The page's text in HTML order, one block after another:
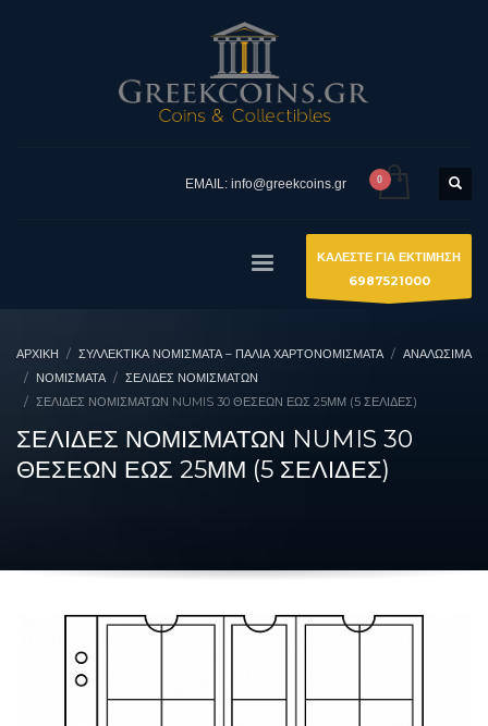
EMAIL: info@greekcoins.gr
ΚΑΛΕΣΤΕ ΓΙΑ ΕΚΤΙΜΗΣΗ
6987521000
ΑΡΧΙΚΉ ΣΥΛΛΕΚΤΙΚΆ ΝΟΜΊΣΜΑΤΑ – ΠΑΛΙΆ ΧΑΡΤΟΝΟΜΊΣΜΑΤΑ
ΑΝΑΛΩΣΙΜΑ
ΝΟΜΊΣΜΑΤΑ
ΣΕΛΊΔΕΣ ΝΟΜΙΣΜΆΤΩΝ
ΣΕΛΙΔΕΣ ΝΟΜΙΣΜΑΤΩΝ NUMIS 30 ΘΕΣΕΩΝ ΕΩΣ 25ΜΜ (5 ΣΕΛΙΔΕΣ)
ΣΕΛΙΔΕΣ ΝΟΜΙΣΜΑΤΩΝ NUMIS 30
ΘΕΣΕΩΝ ΕΩΣ 25ΜΜ (5 ΣΕΛΙΔΕΣ)